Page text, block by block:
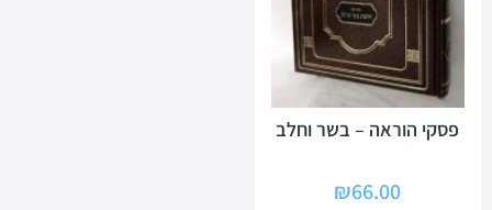
פסקי הוראה – בשר וחלב
₪66.00